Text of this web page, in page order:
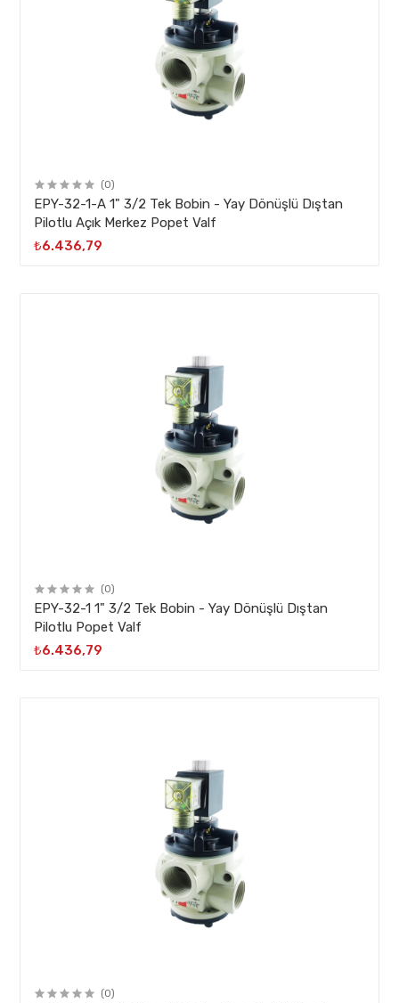
(0)
EPY-32-1-A 1" 3/2 Tek Bobin - Yay Dönüşlü Dıştan
Pilotlu Açık Merkez Popet Valf
₺6.436,79
(0)
EPY-32-1 1" 3/2 Tek Bobin - Yay Dönüşlü Dıştan
Pilotlu Popet Valf
₺6.436,79
(0)